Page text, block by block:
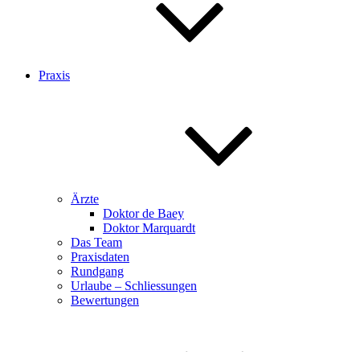
Praxis
Ärzte
Doktor de Baey
Doktor Marquardt
Das Team
Praxisdaten
Rundgang
Urlaube – Schliessungen
Bewertungen